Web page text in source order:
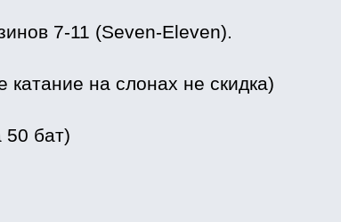
7-11 (Seven-Eleven).
на слонах не скидка)
50 бат)